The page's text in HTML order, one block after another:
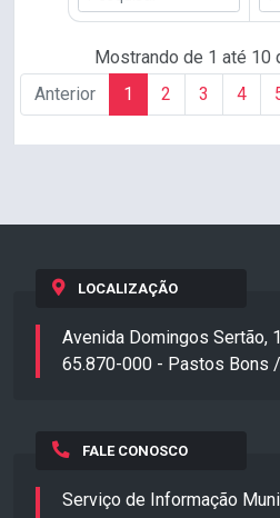
Mostrando de 1 até 10
Anterior
1 2 3 4
LOCALIZAÇÃO
Avenida Domingos Sertão,
65.870-000 - Pastos Bons
FALE CONOSCO
Serviço de Informação